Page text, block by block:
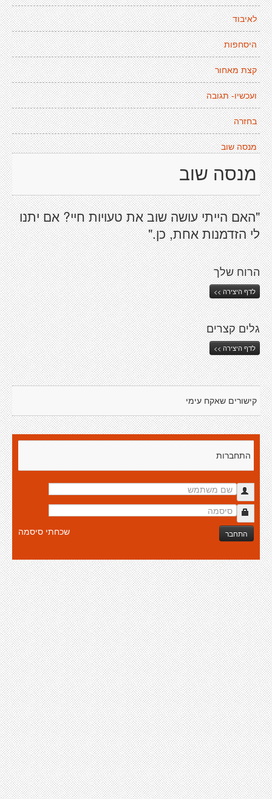
לאיבוד
היסחפות
קצת מאחור
ועכשיו- תגובה
בחזרה
מנסה שוב
מנסה שוב
"האם הייתי עושה שוב את טעויות חיי? אם יתנו
לי הזדמנות אחת, כן."
הרוח שלך
לדף היצירה >>
גלים קצרים
לדף היצירה >>
קישורים שאקח עימי
התחברות
התחבר שכחתי סיסמה